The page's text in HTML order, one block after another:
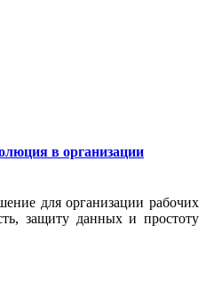
в организации
для организации рабочих
защиту данных и простоту